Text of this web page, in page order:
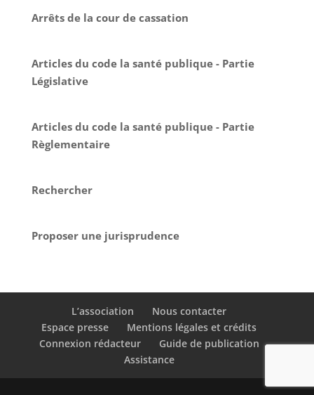
Arrêts de la cour de cassation
Articles du code la santé publique - Partie
Législative
Articles du code la santé publique - Partie
Règlementaire
Rechercher
Proposer une jurisprudence
L’association
Nous contacter
Espace presse
Mentions légales et crédits
Connexion rédacteur
Guide de publication
Assistance